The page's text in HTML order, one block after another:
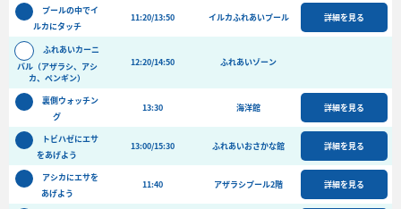
よくある質問
アクセス＆周辺情報
団体向けプラン情報 ビーチランド支援プログラム
プールの中でイ
ルカにタッチ
11:20/13:50 イルカふれあいプール 詳細を見る
ふれあいカーニ
バル（アザラシ、アシ
カ、ペンギン）
12:20/14:50 ふれあいゾーン
裏側ウォッチン
グ
13:30 海洋館 詳細を見る
トビハゼにエサ
をあげよう
13:00/15:30 ふれあいおさかな館 詳細を見る
アシカにエサを
あげよう
11:40 アザラシプール2階 詳細を見る